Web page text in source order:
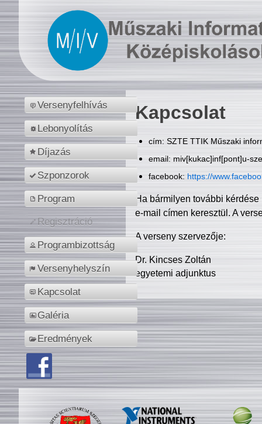
Versenyfelhívás
Lebonyolítás
Díjazás
Szponzorok
Program
Regisztráció
Programbizottság
Versenyhelyszín
Kapcsolat
Galéria
Eredmények
Kapcsolat
cím: SZTE TTIK Műszaki
email: miv[kukac]inf[pont]u-
facebook: https://
Ha bármilyen további
e-mail címen keresztül. A
A verseny szervezője:
Dr. Kincses Zoltán
egyetemi adjunktus